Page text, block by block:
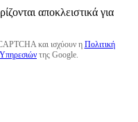
αποκλειστικά για
και ισχύουν η Πολιτική
της Google.